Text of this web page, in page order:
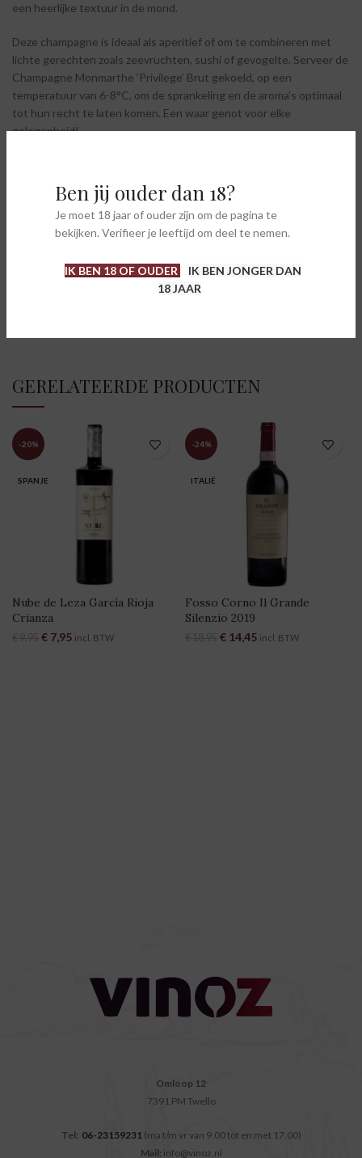
Ben jij ouder dan 18?
Je moet 18 jaar of ouder zijn om de pagina te
bekijken. Verifieer je leeftijd om deel te nemen.
IK BEN 18 OF OUDER
IK BEN JONGER DAN
18 JAAR
een heerlijke textuur in de mond.
Deze champagne is ideaal als aperitief of om te combineren met
lichte gerechten zoals zeevruchten, sushi of gevogelte. Serveer de
Champagne Monmarthe ‘Privilege’ Brut gekoeld, op een
temperatuur van 6-8°C, om de sprankeling en de aroma’s optimaal
tot hun recht te laten komen. Een waar genot voor elke
gelegenheid!
AANVULLENDE INFORMATIE
GERELATEERDE PRODUCTEN
-20%
SPANJE
Nube de Leza García Rioja
Crianza
Oorspronkelijke prijs was:
€ 7,95 Huidige prijs is:
incl. BTW
-24%
ITALIË
Fosso Corno Il Grande
Silenzio 2019
Oorspronkelijke prijs was:
€ 14,45 Huidige prijs is:
incl. BTW
Omloop 12
7391 PM Twello
Tel: 06-23159231 (ma t/m vr van 9.00 tot en met 17.00)
Mail: info@vinoz.nl